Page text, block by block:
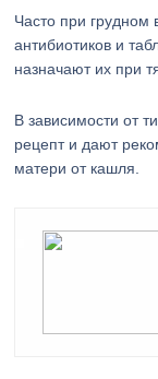
Часто при грудном
антибиотиков и
назначают их при
В зависимости от
рецепт и дают
матери от кашля.